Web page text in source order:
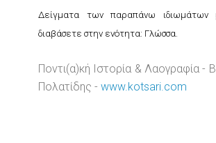
Δείγματα των παραπάνω ιδιωμάτων
διαβάσετε στην ενότητα: Γλώσσα.
Ποντι(α)κή Ιστορία & Λαογραφία -
Πολατίδης - www.kotsari.com